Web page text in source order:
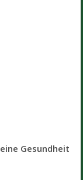
Gesundheit